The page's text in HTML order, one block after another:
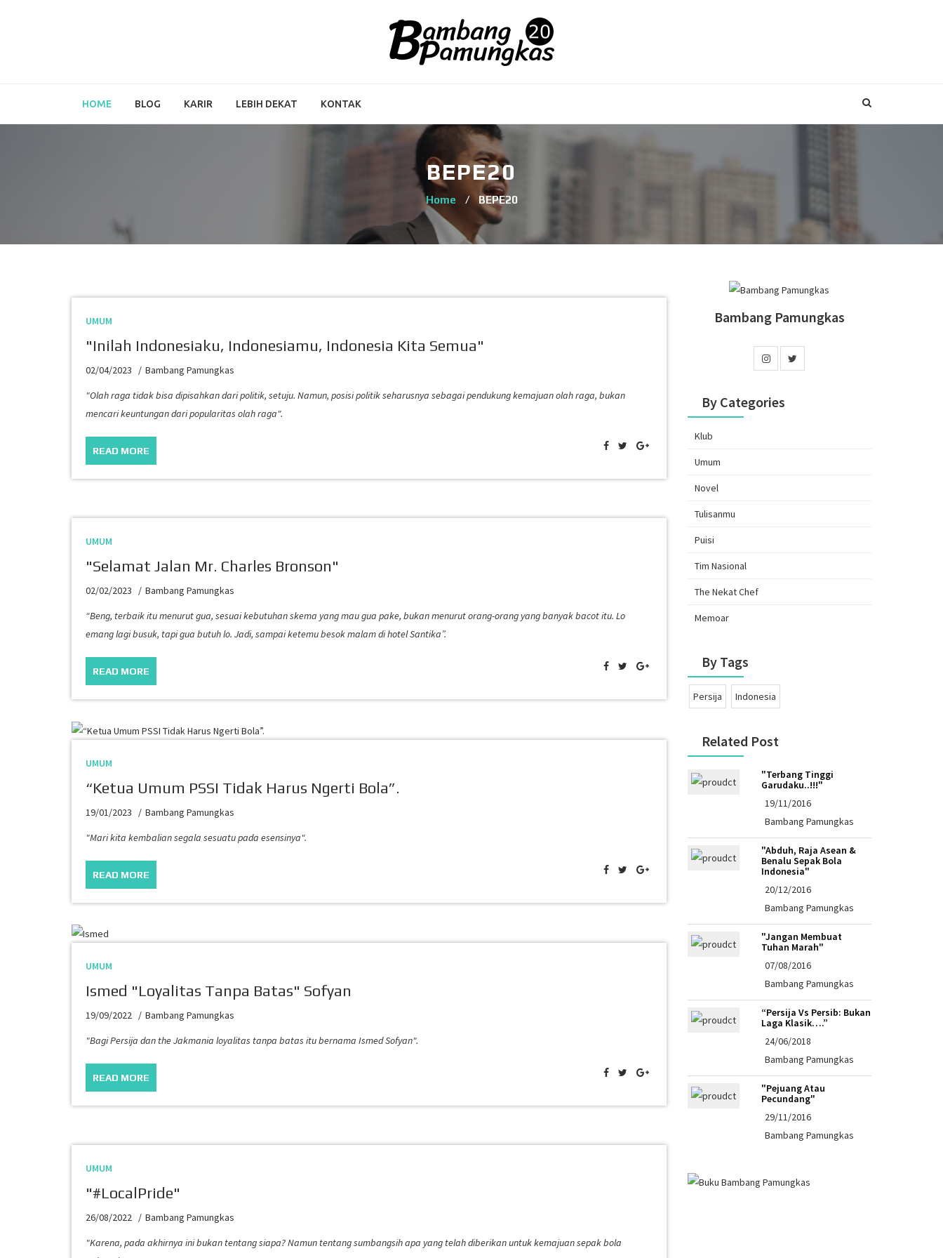
HOME BLOG KARIR LEBIH DEKAT KONTAK
BEPE20
Home / BEPE20
UMUM
"Inilah Indonesiaku, Indonesiamu, Indonesia Kita Semua"
02/04/2023
Bambang Pamungkas
"Olah raga tidak bisa dipisahkan dari politik, setuju. Namun, posisi politik seharusnya sebagai pendukung kemajuan olah raga, bukan
mencari keuntungan dari popularitas olah raga".
READ MORE
UMUM
"Selamat Jalan Mr. Charles Bronson"
02/02/2023
Bambang Pamungkas
“Beng, terbaik itu menurut gua, sesuai kebutuhan skema yang mau gua pake, bukan menurut orang-orang yang banyak bacot itu. Lo
emang lagi busuk, tapi gua butuh lo. Jadi, sampai ketemu besok malam di hotel Santika”.
READ MORE
UMUM
“Ketua Umum PSSI Tidak Harus Ngerti Bola”.
19/01/2023
Bambang Pamungkas
"Mari kita kembalian segala sesuatu pada esensinya".
READ MORE
UMUM
Ismed "Loyalitas Tanpa Batas" Sofyan
19/09/2022
Bambang Pamungkas
"Bagi Persija dan the Jakmania loyalitas tanpa batas itu bernama Ismed Sofyan".
READ MORE
UMUM
"#LocalPride"
26/08/2022
Bambang Pamungkas
"Karena, pada akhirnya ini bukan tentang siapa? Namun tentang sumbangsih apa yang telah diberikan untuk kemajuan sepak bola
Bambang Pamungkas
By Categories
Klub
Umum
Novel
Tulisanmu
Puisi
Tim Nasional
The Nekat Chef
Memoar
By Tags
Persija Indonesia
Related Post
"Terbang Tinggi
Garudaku..!!!"
19/11/2016
Bambang Pamungkas
"Abduh, Raja Asean &
Benalu Sepak Bola
Indonesia"
20/12/2016
Bambang Pamungkas
"Jangan Membuat
Tuhan Marah"
07/08/2016
Bambang Pamungkas
“Persija Vs Persib: Bukan
Laga Klasik….”
24/06/2018
Bambang Pamungkas
"Pejuang Atau
Pecundang"
29/11/2016
Bambang Pamungkas